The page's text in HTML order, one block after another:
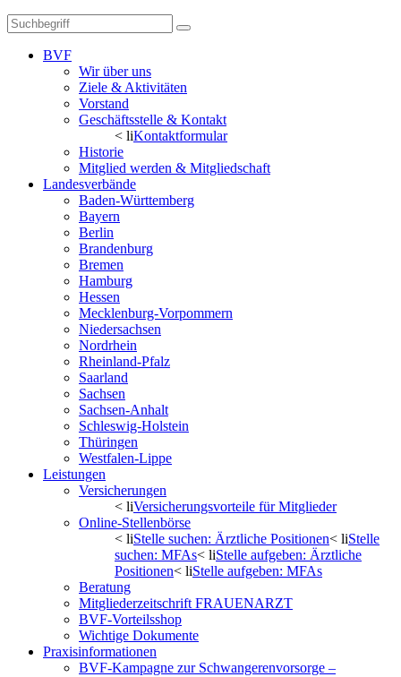
BVF
Wir über uns
Ziele & Aktivitäten
Vorstand
Geschäftsstelle & Kontakt
< liKontaktformular
Historie
Mitglied werden & Mitgliedschaft
Landesverbände
Baden-Württemberg
Bayern
Berlin
Brandenburg
Bremen
Hamburg
Hessen
Mecklenburg-Vorpommern
Niedersachsen
Nordrhein
Rheinland-Pfalz
Saarland
Sachsen
Sachsen-Anhalt
Schleswig-Holstein
Thüringen
Westfalen-Lippe
Leistungen
Versicherungen
< liVersicherungsvorteile für Mitglieder
Online-Stellenbörse
< liStelle suchen: Ärztliche Positionen< liStelle
suchen: MFAs< liStelle aufgeben: Ärztliche
Positionen< liStelle aufgeben: MFAs
Beratung
Mitgliederzeitschrift FRAUENARZT
BVF-Vorteilsshop
Wichtige Dokumente
Praxisinformationen
BVF-Kampagne zur Schwangerenvorsorge –